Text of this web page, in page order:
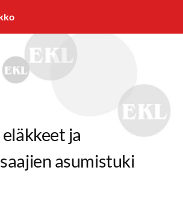
Keskusliiton
ja
asumistuki